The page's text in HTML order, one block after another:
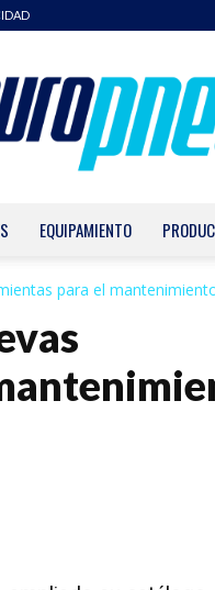
EQUIPAMIENTO
para el